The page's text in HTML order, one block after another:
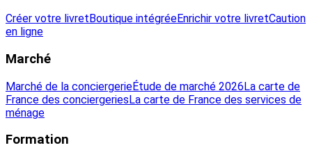
Créer votre livretBoutique intégréeEnrichir votre livretCaution
en ligne
Marché
Marché de la conciergerieÉtude de marché 2026La carte de
France des conciergeriesLa carte de France des services de
ménage
Formation